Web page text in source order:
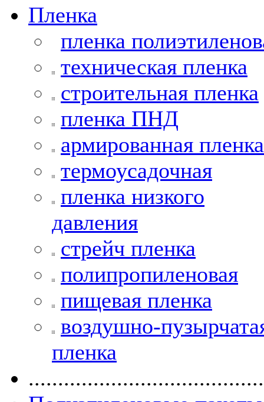
Пленка
пленка
техническая пленка
строительная пленка
пленка ПНД
армированная пленка
термоусадочная
пленка низкого
давления
стрейч пленка
полипропиленовая
пищевая пленка
воздушно-
пленка